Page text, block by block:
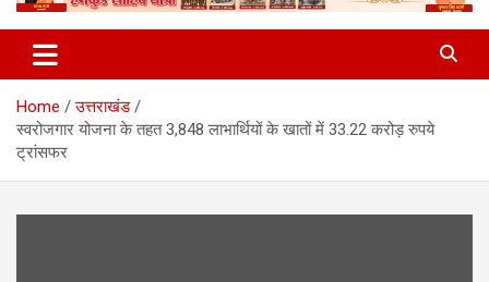
Home
उत्तराखंड
स्वरोजगार योजना के तहत 3,848 लाभार्थियों के खातों में 33.22 करोड़ रुपये
ट्रांसफर